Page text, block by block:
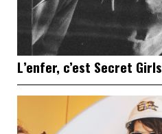
L’enfer, c’est Secret Girls